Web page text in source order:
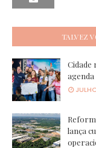
TALVEZ
Cidade
lança